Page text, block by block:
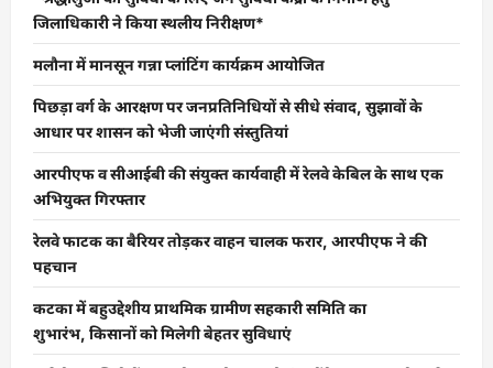
जिलाधिकारी ने किया स्थलीय निरीक्षण*
मलौना में मानसून गन्ना प्लांटिंग कार्यक्रम आयोजित
पिछड़ा वर्ग के आरक्षण पर जनप्रतिनिधियों से सीधे संवाद, सुझावों के
आधार पर शासन को भेजी जाएंगी संस्तुतियां
आरपीएफ व सीआईबी की संयुक्त कार्यवाही में रेलवे केबिल के साथ एक
अभियुक्त गिरफ्तार
रेलवे फाटक का बैरियर तोड़कर वाहन चालक फरार, आरपीएफ ने की
पहचान
कटका में बहुउद्देशीय प्राथमिक ग्रामीण सहकारी समिति का
शुभारंभ, किसानों को मिलेगी बेहतर सुविधाएं